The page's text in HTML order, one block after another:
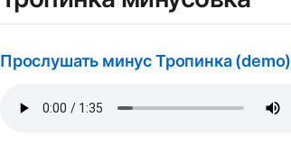
Прослушать минус Тропинка (demo)